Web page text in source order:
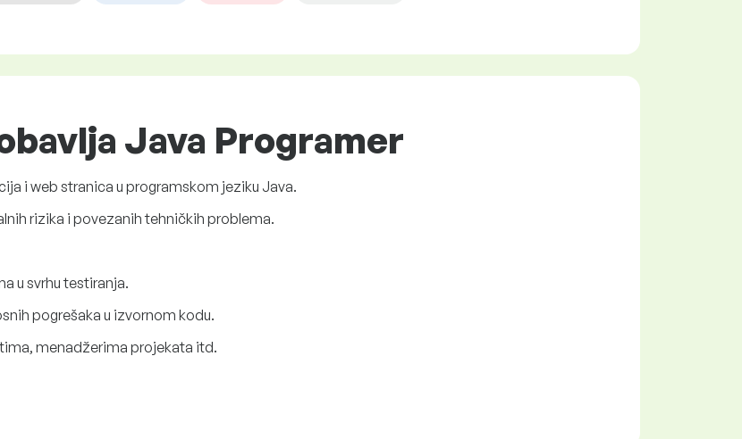
Java Programer
i web stranica u programskom jeziku Java.
rizika i povezanih tehničkih problema.
u svrhu testiranja.
pogrešaka u izvornom kodu.
menadžerima projekata itd.